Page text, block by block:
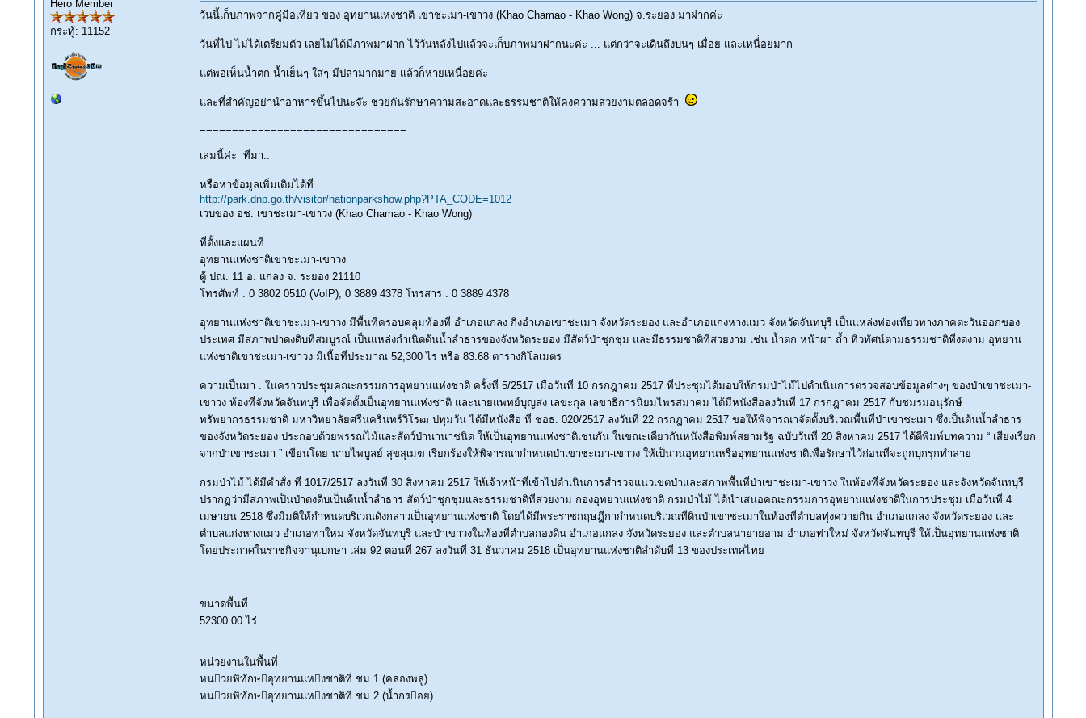
Hero Member
กระทู้: 11152
วันนี้เก็บภาพจากคู่มือเที่ยว ของ อุทยานแห่งชาติ เขาชะเมา-เขาวง (Khao Chamao - Khao Wong) จ.ระยอง มาฝากค่ะ
วันที่ไป ไม่ได้เตรียมตัว เลยไม่ได้มีภาพมาฝาก ไว้วันหลังไปแล้วจะเก็บภาพมาฝากนะค่ะ ... แต่กว่าจะเดินถึงบนๆ เมื่อย และเหนื่่อยมาก
แต่พอเห็นน้ำตก น้ำเย็นๆ ใสๆ มีปลามากมาย แล้วก็หายเหนื่อยค่ะ
และที่สำคัญอย่านำอาหารขึ้นไปนะจ๊ะ ช่วยกันรักษาความสะอาดและธรรมชาติให้คงความสวยงามตลอดจร้า
================================
เล่มนี้ค่ะ ที่มา..
หรือหาข้อมูลเพิ่มเติมได้ที่
http://park.dnp.go.th/visitor/nationparkshow.php?PTA_CODE=1012
เวบของ อช. เขาชะเมา-เขาวง (Khao Chamao - Khao Wong)
ที่ตั้งและแผนที่
อุทยานแห่งชาติเขาชะเมา-เขาวง
ตู้ ปณ. 11 อ. แกลง จ. ระยอง 21110
โทรศัพท์ : 0 3802 0510 (VoIP), 0 3889 4378 โทรสาร : 0 3889 4378
อุทยานแห่งชาติเขาชะเมา-เขาวง มีพื้นที่ครอบคลุมท้องที่ อำเภอแกลง กิ่งอำเภอเขาชะเมา จังหวัดระยอง และอำเภอแก่งหางแมว จังหวัดจันทบุรี เป็นแหล่งท่องเที่ยวทางภาคตะวันออกของ
ประเทศ มีสภาพป่าดงดิบที่สมบูรณ์ เป็นแหล่งกำเนิดต้นน้ำลำธารของจังหวัดระยอง มีสัตว์ป่าชุกชุม และมีธรรมชาติที่สวยงาม เช่น น้ำตก หน้าผา ถ้ำ ทิวทัศน์ตามธรรมชาติที่งดงาม อุทยาน
แห่งชาติเขาชะเมา-เขาวง มีเนื้อที่ประมาณ 52,300 ไร่ หรือ 83.68 ตารางกิโลเมตร
ความเป็นมา : ในคราวประชุมคณะกรรมการอุทยานแห่งชาติ ครั้งที่ 5/2517 เมื่อวันที่ 10 กรกฎาคม 2517 ที่ประชุมได้มอบให้กรมป่าไม้ไปดำเนินการตรวจสอบข้อมูลต่างๆ ของป่าเขาชะเมา-
เขาวง ท้องที่จังหวัดจันทบุรี เพื่อจัดตั้งเป็นอุทยานแห่งชาติ และนายแพทย์บุญส่ง เลขะกุล เลขาธิการนิยมไพรสมาคม ได้มีหนังสือลงวันที่ 17 กรกฎาคม 2517 กับชมรมอนุรักษ์
ทรัพยากรธรรมชาติ มหาวิทยาลัยศรีนครินทร์วิโรฒ ปทุมวัน ได้มีหนังสือ ที่ ชอธ. 020/2517 ลงวันที่ 22 กรกฎาคม 2517 ขอให้พิจารณาจัดตั้งบริเวณพื้นที่ป่าเขาชะเมา ซึ่งเป็นต้นน้ำลำธาร
ของจังหวัดระยอง ประกอบด้วยพรรณไม้และสัตว์ป่านานาชนิด ให้เป็นอุทยานแห่งชาติเช่นกัน ในขณะเดียวกันหนังสือพิมพ์สยามรัฐ ฉบับวันที่ 20 สิงหาคม 2517 ได้ตีพิมพ์บทความ “ เสียงเรียก
จากป่าเขาชะเมา ” เขียนโดย นายไพบูลย์ สุขสุเมฆ เรียกร้องให้พิจารณากำหนดป่าเขาชะเมา-เขาวง ให้เป็นวนอุทยานหรืออุทยานแห่งชาติเพื่อรักษาไว้ก่อนที่จะถูกบุกรุกทำลาย
กรมป่าไม้ ได้มีคำสั่ง ที่ 1017/2517 ลงวันที่ 30 สิงหาคม 2517 ให้เจ้าหน้าที่เข้าไปดำเนินการสำรวจแนวเขตป่าและสภาพพื้นที่ป่าเขาชะเมา-เขาวง ในท้องที่จังหวัดระยอง และจังหวัดจันทบุรี
ปรากฏว่ามีสภาพเป็นป่าดงดิบเป็นต้นน้ำลำธาร สัตว์ป่าชุกชุมและธรรมชาติที่สวยงาม กองอุทยานแห่งชาติ กรมป่าไม้ ได้นำเสนอคณะกรรมการอุทยานแห่งชาติในการประชุม เมื่อวันที่ 4
เมษายน 2518 ซึ่งมีมติให้กำหนดบริเวณดังกล่าวเป็นอุทยานแห่งชาติ โดยได้มีพระราชกฤษฎีกากำหนดบริเวณที่ดินป่าเขาชะเมาในท้องที่ตำบลทุ่งควายกิน อำเภอแกลง จังหวัดระยอง และ
ตำบลแก่งหางแมว อำเภอท่าใหม่ จังหวัดจันทบุรี และป่าเขาวงในท้องที่ตำบลกองดิน อำเภอแกลง จังหวัดระยอง และตำบลนายายอาม อำเภอท่าใหม่ จังหวัดจันทบุรี ให้เป็นอุทยานแห่งชาติ
โดยประกาศในราชกิจจานุเบกษา เล่ม 92 ตอนที่ 267 ลงวันที่ 31 ธันวาคม 2518 เป็นอุทยานแห่งชาติลำดับที่ 13 ของประเทศไทย
ขนาดพื้นที่
52300.00 ไร่
หน่วยงานในพื้นที่
หนวยพิทักษอุทยานแหงชาติที่ ชม.1 (คลองพลู)
หนวยพิทักษอุทยานแหงชาติที่ ชม.2 (น้ำกรอย)